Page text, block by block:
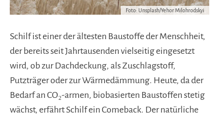
Foto: Unsplash/Yehor Milohrodskyi
Schilf ist einer der ältesten Baustoffe der Menschheit,
der bereits seit Jahrtausenden vielseitig eingesetzt
wird, ob zur Dachdeckung, als Zuschlagstoff,
Putzträger oder zur Wärmedämmung. Heute, da der
Bedarf an CO₂-armen, biobasierten Baustoffen stetig
wächst, erfährt Schilf ein Comeback. Der natürliche